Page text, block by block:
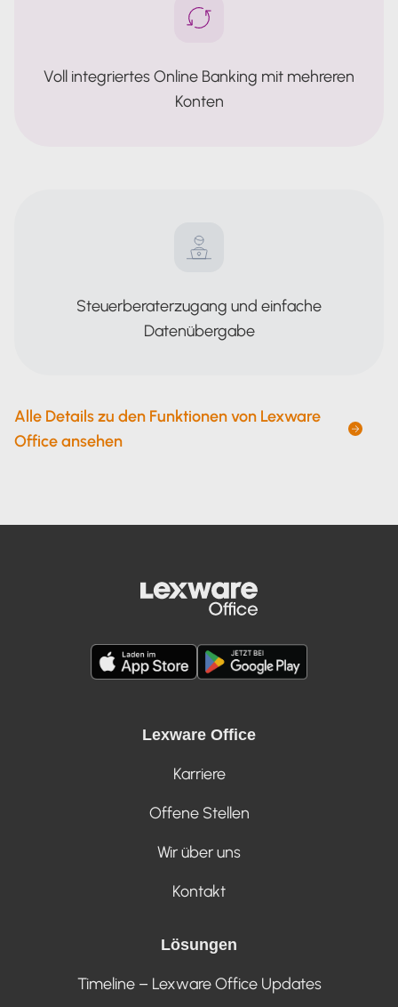
Voll integriertes Online Banking mit mehreren
Konten
Steuerberaterzugang und einfache
Datenübergabe
Alle Details zu den Funktionen von Lexware
Office ansehen
Lexware Office
Karriere
Offene Stellen
Wir über uns
Kontakt
Lösungen
Timeline – Lexware Office Updates